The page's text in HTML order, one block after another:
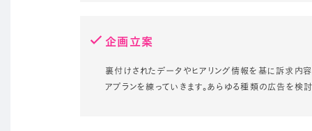
企画立案
裏付けされたデータやヒアリング情報を基に訴求内容
アプランを練っていきます。あらゆる種類の広告を検